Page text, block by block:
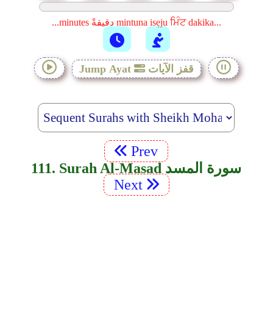
...minutes دقيقةً mintuna isẹju ਮਿੰਟ dakika...
Jump Ayat قفز الآيات
Prev
111. Surah Al-Masad سورة المسد
Next